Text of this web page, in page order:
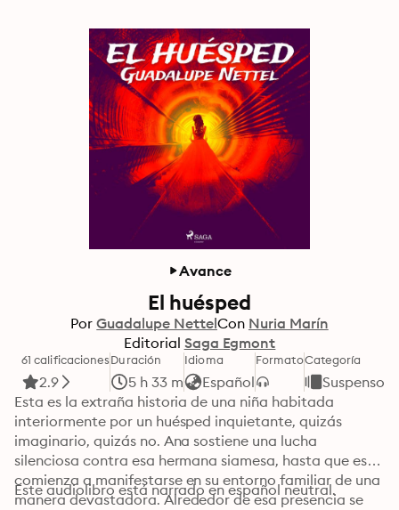
Avance
El huésped
Por Guadalupe NettelCon Nuria Marín
Editorial Saga Egmont
61 calificaciones
2.9
Duración
5 h 33 m
Idioma
Español
FormatoCategoría
Suspenso
Esta es la extraña historia de una niña habitada
interiormente por un huésped inquietante, quizás
imaginario, quizás no. Ana sostiene una lucha
silenciosa contra esa hermana siamesa, hasta que esta
comienza a manifestarse en su entorno familiar de una
manera devastadora. Alrededor de esa presencia se
Este audiolibro está narrado en español neutral.